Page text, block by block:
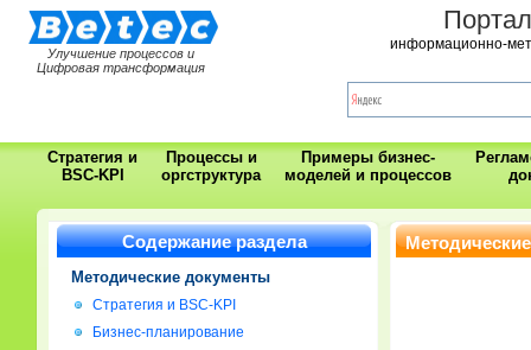
Улучшение процессов и
Цифровая трансформация
информационно-
Стратегия и
BSC-KPI
Процессы и
оргструктура
Примеры бизнес-
моделей и процессов
Содержание раздела
Методические документы
Стратегия и BSC-KPI
Бизнес-планирование